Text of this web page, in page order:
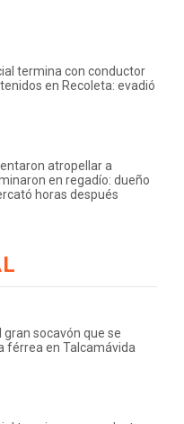
termina con conductor
en Recoleta: evadió
atropellar a
en regadío: dueño
horas después
gran socavón que se
férrea en Talcamávida